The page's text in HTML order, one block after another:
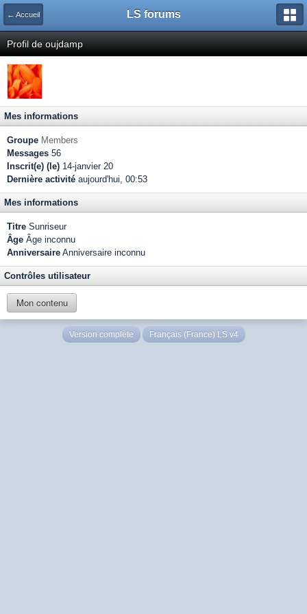
← Accueil LS forums
Profil de oujdamp
Mes informations
Groupe Members
Messages 56
Inscrit(e) (le) 14-janvier 20
Dernière activité aujourd'hui, 00:53
Mes informations
Titre Sunriseur
Âge Âge inconnu
Anniversaire Anniversaire inconnu
Contrôles utilisateur
Mon contenu
Version complète Français (France) LS v4